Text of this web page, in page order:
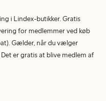
i Lindex-butikker. Gratis
for medlemmer ved køb
Gælder, når du vælger
er gratis at blive medlem af